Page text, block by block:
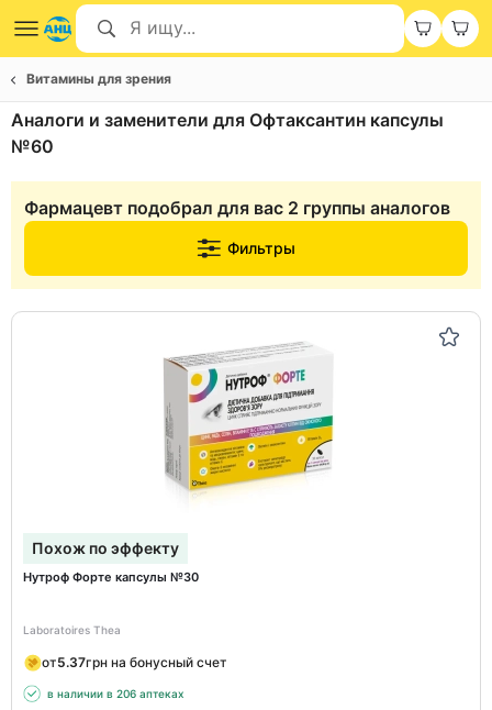
Витамины для зрения
Аналоги и заменители для Офтаксантин капсулы
№60
Фармацевт подобрал для вас 2 группы аналогов
Фильтры
Похож по эффекту
Нутроф Форте капсулы №30
Laboratoires Thea
от5.37грн на бонусный счет
в наличии в 206 аптеках